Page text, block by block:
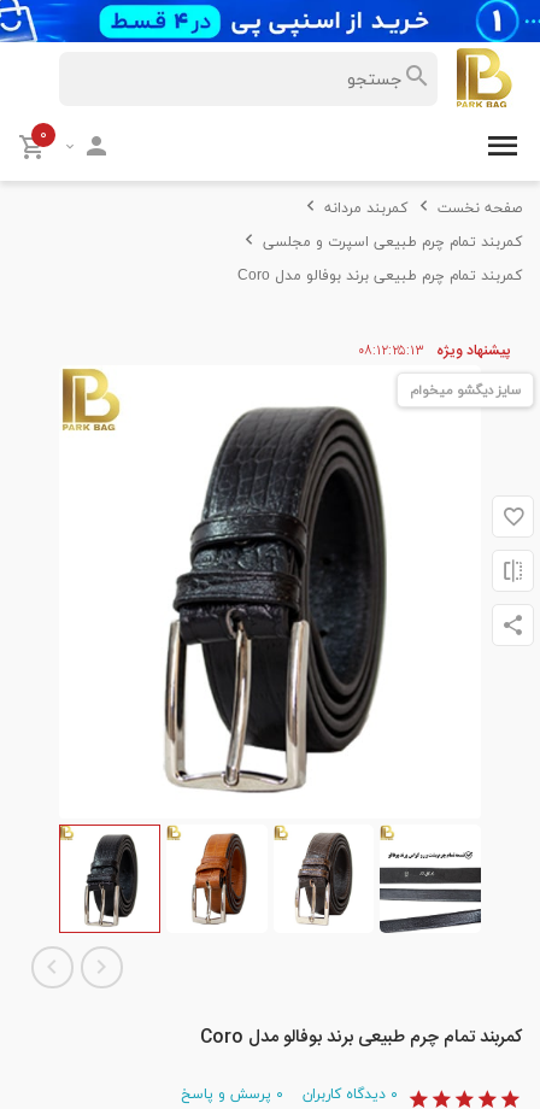
۰
صفحه نخست
کمربند مردانه
کمربند تمام چرم طبیعی اسپرت و مجلسی
کمربند تمام چرم طبیعی برند بوفالو مدل Coro
پیشنهاد ویژه ۰۸ ۱۲۲۵ ۱۲
سایز دیگشو میخوام
کمربند تمام چرم طبیعی برند بوفالو مدل Coro
دیدگاه کاربران پرسش و پاسخ